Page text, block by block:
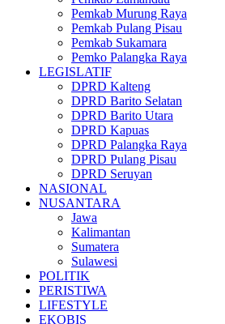
Pemkab Murung Raya
Pemkab Pulang Pisau
Pemkab Sukamara
Pemko Palangka Raya
LEGISLATIF
DPRD Kalteng
DPRD Barito Selatan
DPRD Barito Utara
DPRD Kapuas
DPRD Palangka Raya
DPRD Pulang Pisau
DPRD Seruyan
NASIONAL
NUSANTARA
Jawa
Kalimantan
Sumatera
Sulawesi
POLITIK
PERISTIWA
LIFESTYLE
EKOBIS